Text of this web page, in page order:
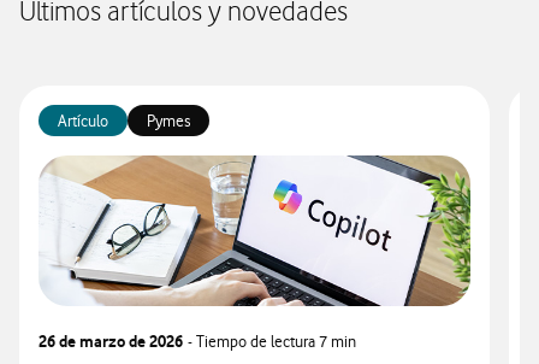
Últimos artículos y novedades
Artículo Pymes
26 de marzo de 2026 - Tiempo de lectura7 min